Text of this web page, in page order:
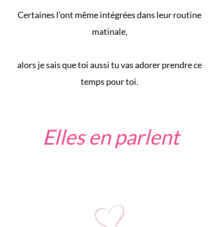
Certaines l’ont même intégrées dans leur routine
matinale,
alors je sais que toi aussi tu vas adorer prendre ce
temps pour toi.
Elles en parlent